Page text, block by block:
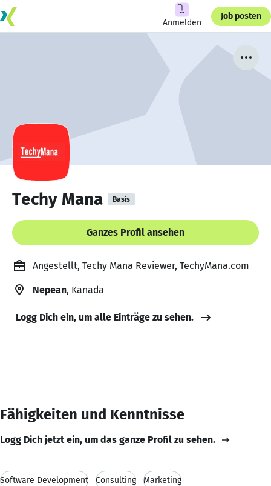
Anmelden
Job posten
Techy Mana Basis
Ganzes Profil ansehen
Angestellt, Techy Mana Reviewer, TechyMana.com
Nepean, Kanada
Logg Dich ein, um alle Einträge zu sehen.
Fähigkeiten und Kenntnisse
Logg Dich jetzt ein, um das ganze Profil zu sehen.
Software Development Consulting Marketing